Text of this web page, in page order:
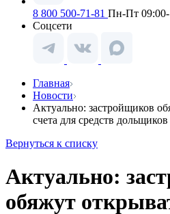
8 800 500-71-81 Пн-Пт 09:00-
Соцсети
Главная
Новости
Актуально: застройщиков
счета для средств дольщиков
Вернуться к списку
Актуально:
обяжут